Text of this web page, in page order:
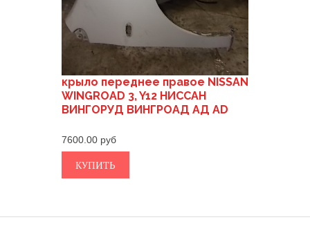
крыло переднее правое NISSAN
WINGROAD 3, Y12 НИССАН
ВИНГОРУД ВИНГРОАД АД AD
7600.00
КУПИТЬ